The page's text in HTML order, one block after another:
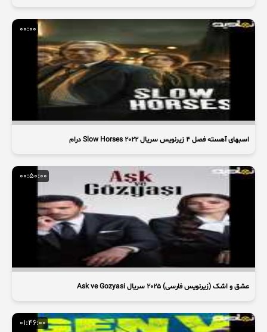
00:00
اسبهای آهسته فصل 4 زیرنویس سریال Slow Horses 2022 درام
00:50:00
عشق و اشک (زیرنویس فارسی) 2025 سریال Ask ve Gozyasi
01:46:00